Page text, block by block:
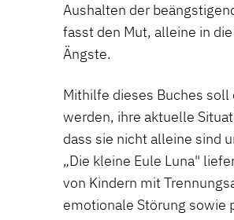
Aushalten der
fasst den Mut, alleine in
Ängste.
Mithilfe dieses Buches
werden, ihre aktuelle
dass sie nicht alleine sind
„Die kleine Eule Luna"
von Kindern mit
emotionale Störung sowie